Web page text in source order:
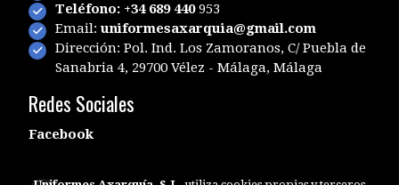
Teléfono: +34 689 440953
Email: uniformesaxarquia@gmail.com
Dirección: Pol. Ind. Los Zamoranos, C/ Puebla de
Sanabria 4, 29700 Vélez - Málaga, Málaga
Redes Sociales
Facebook